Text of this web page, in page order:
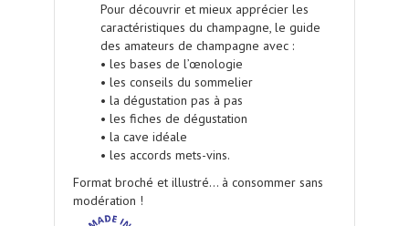
Pour découvrir et mieux apprécier les
caractéristiques du champagne, le guide
des amateurs de champagne avec :
• les bases de l’œnologie
• les conseils du sommelier
• la dégustation pas à pas
• les fiches de dégustation
• la cave idéale
• les accords mets-vins.
Format broché et illustré... à consommer sans
modération !